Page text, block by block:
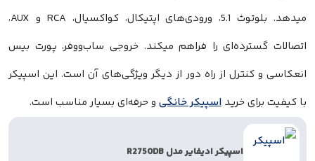
را فراهم میکند. خروجی ساب‌ووفر، پورت بیس
از راه دور از دیگر ویژگی‌های آن است. این اسپیکر
خریداسپیکر خانگیو حرفه‌ای بسیار مناسب است.
اسپیکر ادیفایر مدل R2750DB